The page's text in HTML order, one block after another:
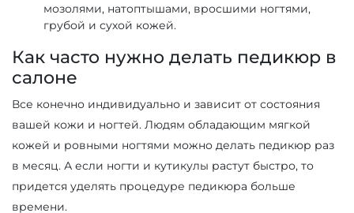
мозолями, натоптышами, вросшими ногтями,
грубой и сухой кожей.
Как часто нужно делать педикюр в
салоне
Все конечно индивидуально и зависит от состояния
вашей кожи и ногтей. Людям обладающим мягкой
кожей и ровными ногтями можно делать педикюр раз
в месяц. А если ногти и кутикулы растут быстро, то
придется уделять процедуре педикюра больше
времени.